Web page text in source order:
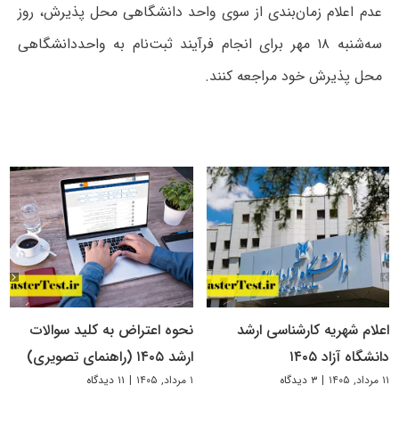
عدم اعلام زمان‌بندی از سوی واحد دانشگاهی محل پذیرش، روز
سه‌شنبه ۱۸ مهر برای انجام فرآیند ثبت‌نام به واحددانشگاهی
محل پذیرش خود مراجعه کنند.
اعلام شهریه کارشناسی ارشد
دانشگاه آزاد ۱۴۰۵
۱۱ مرداد, ۱۴۰۵ | ۳ دیدگاه
نحوه اعتراض به کلید سوالات
ارشد ۱۴۰۵ (راهنمای تصویری)
۱ مرداد, ۱۴۰۵ | ۱۱ دیدگاه